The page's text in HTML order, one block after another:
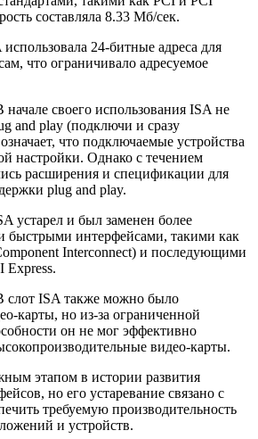
составляла 8.33 Мб/сек.
использовала 24-битные адреса для
что ограничивало адресуемое
начале своего использования ISA не
and play (подключи и сразу
что подключаемые устройства
настройки. Однако с течением
расширения и спецификации для
plug and play.
устарел и был заменен более
быстрыми интерфейсами, такими как
Interconnect) и последующими
Express.
слот ISA также можно было
карты, но из-за ограниченной
он не мог эффективно
видео-карты.
этапом в истории развития
но его устаревание связано с
требуемую производительность
и устройств.